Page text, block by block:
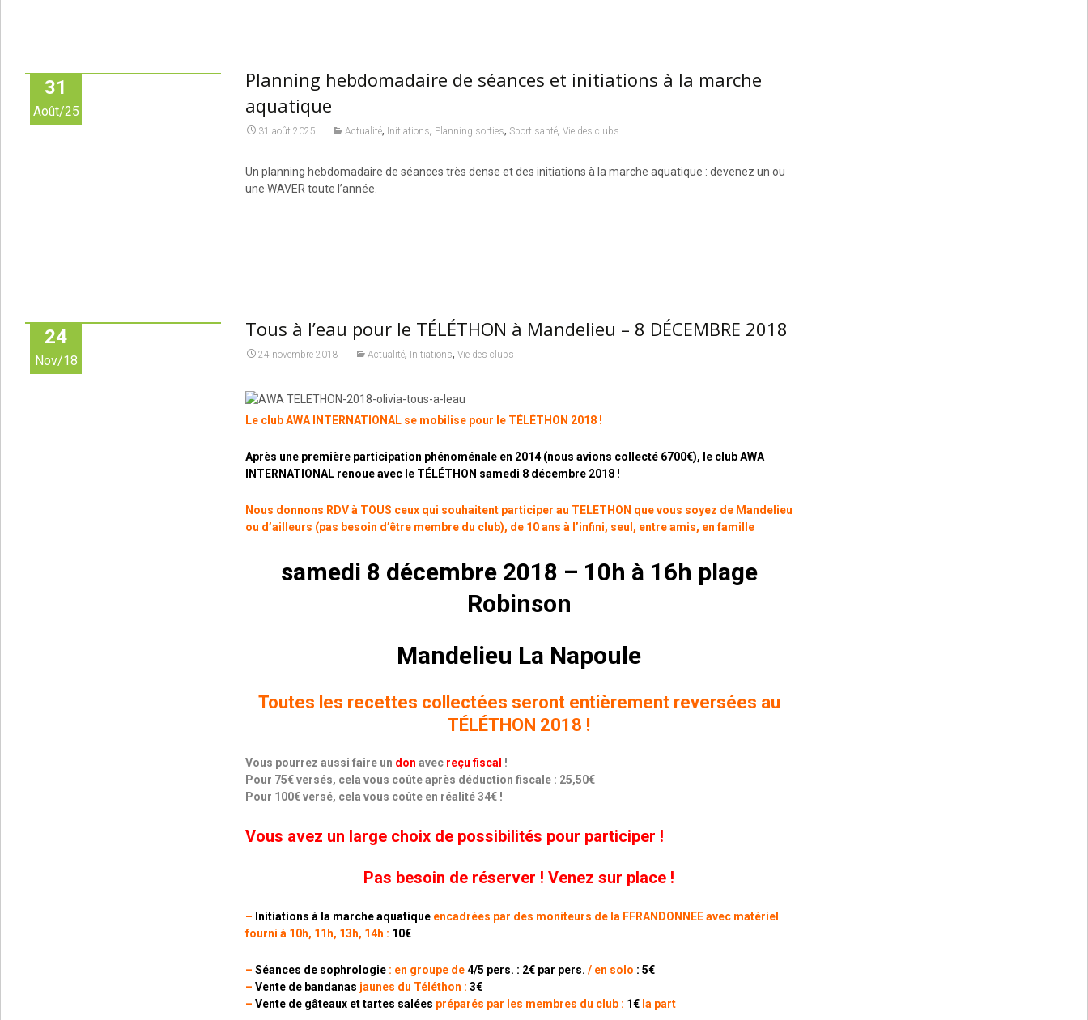
31
Août/25
Planning hebdomadaire de séances et initiations à la marche
aquatique
31 août 2025 Actualité, Initiations, Planning sorties, Sport santé, Vie des clubs
Un planning hebdomadaire de séances très dense et des initiations à la marche aquatique : devenez un ou
une WAVER toute l’année.
24
Nov/18
Tous à l’eau pour le TÉLÉTHON à Mandelieu – 8 DÉCEMBRE 2018
24 novembre 2018 Actualité, Initiations, Vie des clubs
Le club AWA INTERNATIONAL se mobilise pour le TÉLÉTHON 2018 !
Après une première participation phénoménale en 2014 (nous avions collecté 6700€), le club AWA
INTERNATIONAL renoue avec le TÉLÉTHON samedi 8 décembre 2018 !
Nous donnons RDV à TOUS ceux qui souhaitent participer au TELETHON que vous soyez de Mandelieu
ou d’ailleurs (pas besoin d’être membre du club), de 10 ans à l’infini, seul, entre amis, en famille
samedi 8 décembre 2018 – 10h à 16h plage
Robinson
Mandelieu La Napoule
Toutes les recettes collectées seront entièrement reversées au
TÉLÉTHON 2018 !
Vous pourrez aussi faire un don avec reçu fiscal !
Pour 75€ versés, cela vous coûte après déduction fiscale : 25,50€
Pour 100€ versé, cela vous coûte en réalité 34€ !
Vous avez un large choix de possibilités pour participer !
Pas besoin de réserver ! Venez sur place !
– Initiations à la marche aquatiqueencadrées par des moniteurs de la FFRANDONNEE avec matériel
fourni à 10h, 11h, 13h, 14h : 10€
– Séances de sophrologie: en groupe de4/5 pers. : 2€ par pers. / en solo : 5€
– Vente de bandanas jaunes du Téléthon : 3€
– Vente de gâteaux et tartes salées préparés par les membres du club : 1€la part